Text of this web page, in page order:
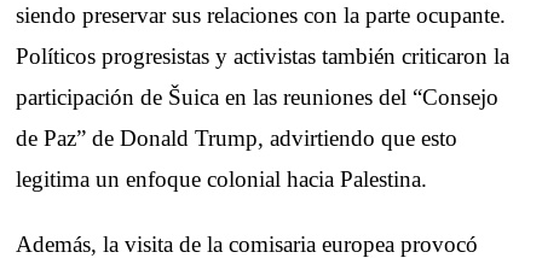
siendo preservar sus relaciones con la parte ocupante.
Políticos progresistas y activistas también criticaron la
participación de Šuica en las reuniones del “Consejo
de Paz” de Donald Trump, advirtiendo que esto
legitima un enfoque colonial hacia Palestina.
Además, la visita de la comisaria europea provocó